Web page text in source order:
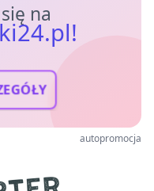
na
autopromocja